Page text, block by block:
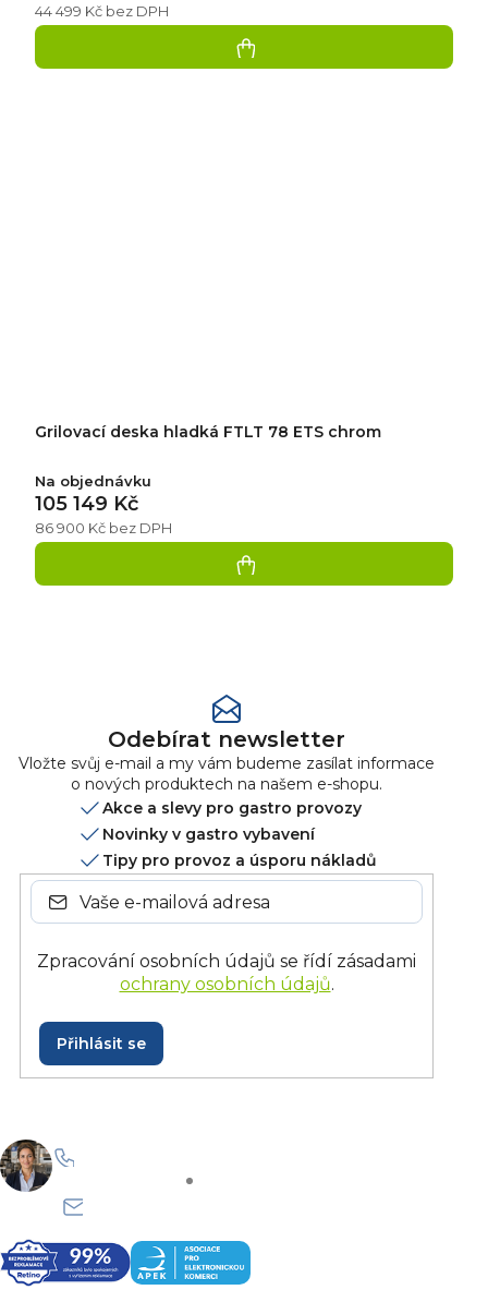
44 499 Kč bez DPH
Grilovací deska hladká FTLT 78 ETS chrom
Na objednávku
86 900 Kč bez DPH
105 149 Kč
Odebírat newsletter
Vložte svůj e-mail a my vám budeme zasílat informace
o nových produktech na našem e-shopu.
Akce a slevy pro gastro provozy
Novinky v gastro vybavení
Tipy pro provoz a úsporu nákladů
Zpracování osobních údajů se řídí zásadami
ochrany osobních údajů.
Přihlásit se